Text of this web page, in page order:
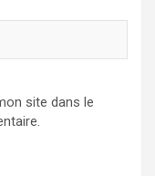
site dans le